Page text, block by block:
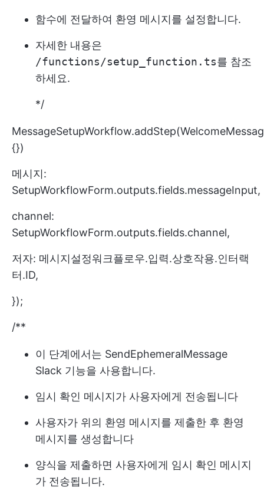
함수에 전달하여 환영 메시지를 설정합니다.
자세한 내용은
/functions/setup_function.ts를 참조
하세요.
*/
{})
메시지:
SetupWorkflowForm.outputs.fields.messageInput,
channel:
SetupWorkflowForm.outputs.fields.channel,
저자: 메시지설정워크플로우.입력.상호작용.인터랙
터.ID,
});
/**
이 단계에서는 SendEphemeralMessage
Slack 기능을 사용합니다.
임시 확인 메시지가 사용자에게 전송됩니다
사용자가 위의 환영 메시지를 제출한 후 환영
메시지를 생성합니다
양식을 제출하면 사용자에게 임시 확인 메시지
가 전송됩니다.